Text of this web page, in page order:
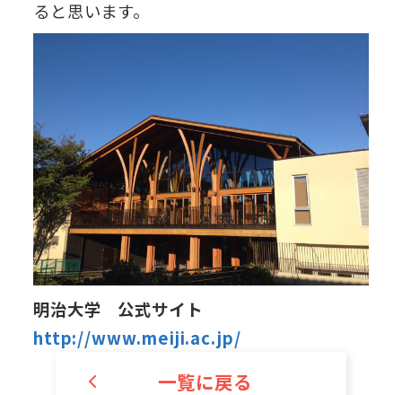
ると思います。
明治大学 公式サイト
http://www.meiji.ac.jp/
一覧に戻る